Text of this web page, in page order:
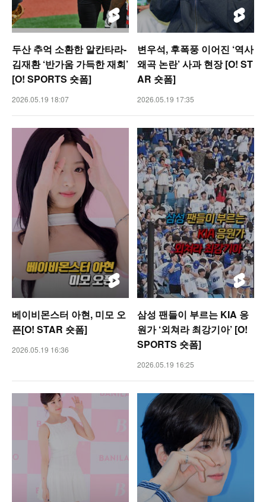
두산 추억 소환한 알칸타라-
김재환 ‘반가움 가득한 재회’
[O! SPORTS 숏폼]
2026.05.19 18:07
변우석, 후폭풍 이어진 ‘역사
왜곡 논란’ 사과 현장 [O! ST
AR 숏폼]
2026.05.19 17:35
베이비몬스터 아현, 미모 오
픈[O! STAR 숏폼]
2026.05.19 16:36
삼성 팬들이 부르는 KIA 응
원가 ‘외쳐라 최강기아’ [O!
SPORTS 숏폼]
2026.05.19 16:25